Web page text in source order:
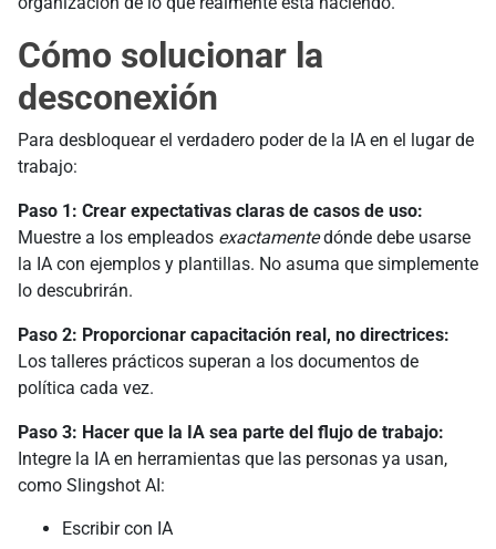
Cómo solucionar la
desconexión
Para desbloquear el verdadero poder de la IA en el lugar de
trabajo:
Paso 1: Crear expectativas claras de casos de uso:
Muestre a los empleados exactamentedónde debe usarse
la IA con ejemplos y plantillas. No asuma que simplemente
lo descubrirán.
Paso 2: Proporcionar capacitación real, no directrices:
Los talleres prácticos superan a los documentos de
política cada vez.
Paso 3: Hacer que la IA sea parte del flujo de trabajo:
Integre la IA en herramientas que las personas ya usan,
como Slingshot AI:
Escribir con IA